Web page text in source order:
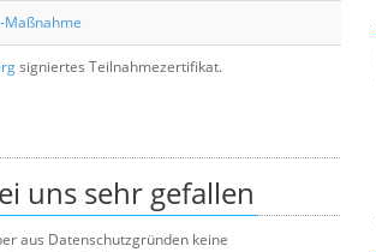
Maßnahme
signiertes Teilnahmezertifikat.
uns sehr gefallen
aus Datenschutzgründen keine